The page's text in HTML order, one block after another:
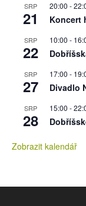
SRP
21
20:00 -
Koncert
SRP
22
10:00 -
SRP
27
17:00 -
Divadlo
SRP
28
15:00 -
Zobrazit kalendář